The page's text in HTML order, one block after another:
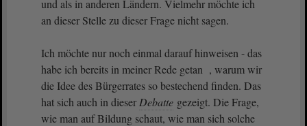
und als in anderen Ländern. Vielmehr möchte ich
an dieser Stelle zu dieser Frage nicht sagen.
Ich möchte nur noch einmal darauf hinweisen - das
habe ich bereits in meiner Rede getan , warum wir
die Idee des Bürgerrates so bestechend finden. Das
hat sich auch in dieser Debatte gezeigt. Die Frage,
wie man auf Bildung schaut, wie man sich solche